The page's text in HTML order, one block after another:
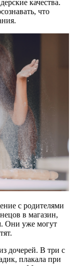
качества.
что
с родителями
в магазин,
Они уже могут
дочерей. В три с
плакала при